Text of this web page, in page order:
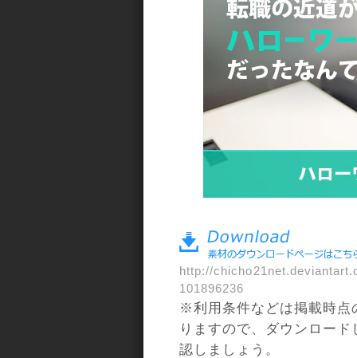
http://
101896236
※利用条件などは掲載時点
りますので、ダウンロー
認しましょう。